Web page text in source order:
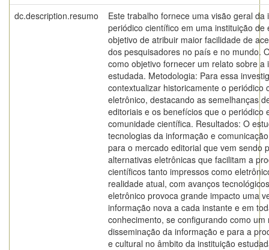
dc.description.resumo
Este trabalho fornece uma visão geral da
periódico científico em uma instituição de
objetivo de atribuir maior facilidade de
dos pesquisadores no país e no mundo.
como objetivo fornecer um relato sobre a
estudada. Metodologia: Para essa
contextualizar historicamente o periódico
eletrônico, destacando as semelhanças
editoriais e os benefícios que o periódico
comunidade científica. Resultados: O
tecnologias da informação e
para o mercado editorial que vem sendo
alternativas eletrônicas que facilitam a
científicos tanto impressos como
realidade atual, com avanços
eletrônico provoca grande impacto uma
informação nova a cada instante e em
conhecimento, se configurando como
disseminação da informação e para a
e cultural no âmbito da instituição